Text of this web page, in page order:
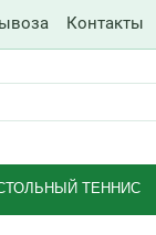
Контакты
ТЕННИС